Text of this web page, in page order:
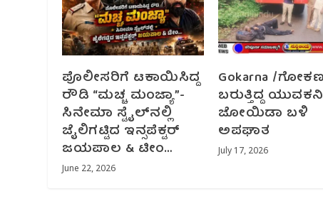
ಪೊಲೀಸರಿಗೆ ಟಕಾಯಿಸಿದ್ದ
ರೌಡಿ “ಮಚ್ಚ ಮಂಜ್ಯಾ”-
ಸಿನೇಮಾ ಸ್ಟೈಲ್‌ನಲ್ಲಿ
ಜೈಲಿಗಟ್ಟಿದ ಇನ್ಸಪೆಕ್ಟರ್
ಜಯಪಾಲ & ಟೀಂ…
June 22, 2026
Gokarna /
ಬರುತ್ತಿದ್ದ
ಜೋಯಿಡಾ ಬಳಿ
ಅಪಘಾತ
July 17, 2026